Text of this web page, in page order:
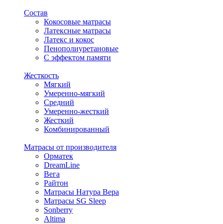
Состав
Кокосовые матрасы
Латексные матрасы
Латекс и кокос
Пенополиуретановые
С эффектом памяти
Жесткость
Мягкий
Умеренно-мягкий
Средний
Умеренно-жесткий
Жесткий
Комбинированный
Матрасы от производителя
Орматек
DreamLine
Вега
Райтон
Матрасы Натура Вера
Матрасы SG Sleep
Sonberry
Altima